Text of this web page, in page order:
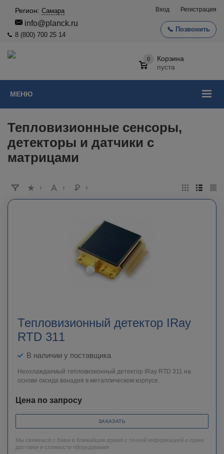
Регион: Самара
info@planck.ru
8 (800) 700 25 14
📞 Позвонить
Вход Регистрация
МЕНЮ
0
Корзина
пуста
Тепловизионные сенсоры,
детекторы и датчики с
матрицами
Тепловизионный детектор IRay
RTD 311
В наличии у поставщика
Неохлаждаемый тепловизионный детектор IRay RTD 311 на
основе оксида ванадия в металлическом корпусе.
Цена по запросу
ЗАКАЗАТЬ
Мы свяжемся с Вами в ближайшее время с точной информацией о сроке
доставки и стоимости оборудования.